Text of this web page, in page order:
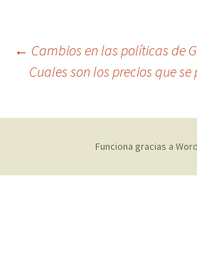
Navegación
entradas
← Cambios en las políticas de
Cuales son los precios que
Funciona gracias a